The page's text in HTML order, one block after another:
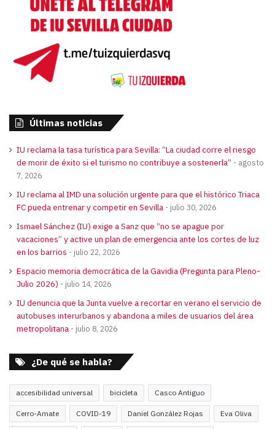
Últimas noticias
IU reclama la tasa turística para Sevilla: “La ciudad corre el riesgo
de morir de éxito si el turismo no contribuye a sostenerla”
agosto
7, 2026
IU reclama al IMD una solución urgente para que el histórico Triaca
FC pueda entrenar y competir en Sevilla
julio 30, 2026
Ismael Sánchez (IU) exige a Sanz que “no se apague por
vacaciones” y active un plan de emergencia ante los cortes de luz
en los barrios
julio 22, 2026
Espacio memoria democrática de la Gavidia (Pregunta para Pleno-
Julio 2026)
julio 14, 2026
IU denuncia que la Junta vuelve a recortar en verano el servicio de
autobuses interurbanos y abandona a miles de usuarios del área
metropolitana
julio 8, 2026
¿De qué se habla?
accesibilidad universal bicicleta Casco Antiguo
Cerro-Amate COVID-19 Daniel González Rojas Eva Oliva